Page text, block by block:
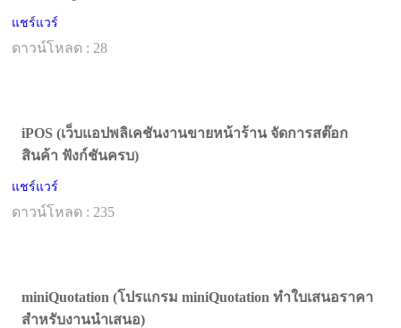
แชร์แวร์
ดาวน์โหลด : 28
iPOS (เว็บแอปพลิเคชันงานขายหน้าร้าน จัดการสต๊อก
สินค้า ฟังก์ชันครบ)
แชร์แวร์
ดาวน์โหลด : 235
miniQuotation (โปรแกรม miniQuotation ทำใบเสนอราคา
สำหรับงานนำเสนอ)